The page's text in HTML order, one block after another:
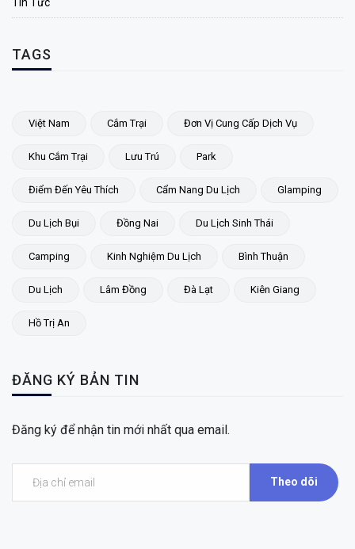
TAGS
Việt Nam Cắm Trại Đơn Vị Cung Cấp Dịch Vụ
Khu Cắm Trại Lưu Trú Park
Điểm Đến Yêu Thích Cẩm Nang Du Lịch Glamping
Du Lịch Bụi Đồng Nai Du Lịch Sinh Thái
Camping Kinh Nghiệm Du Lịch Bình Thuận
Du Lịch Lâm Đồng Đà Lạt Kiên Giang
Hồ Trị An
ĐĂNG KÝ BẢN TIN
Đăng ký để nhận tin mới nhất qua email.
Theo dõi